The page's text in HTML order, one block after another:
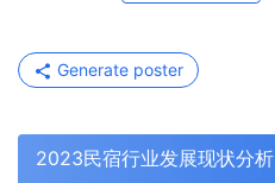
Generate poster
2023民宿行业发展现状分析